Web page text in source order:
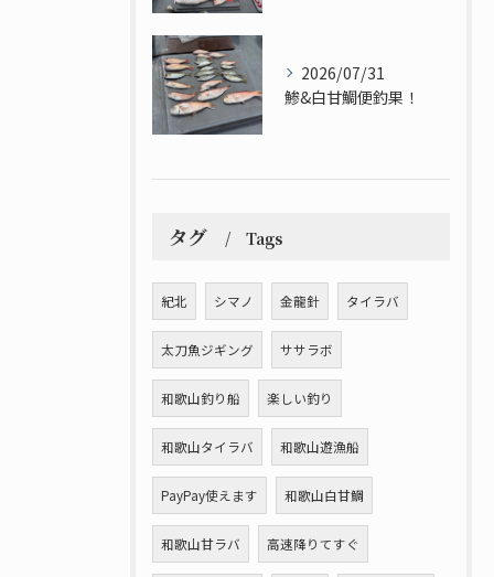
2026/07/31
鯵&白甘鯛便釣果！
タグ Tags
紀北 シマノ 金龍針 タイラバ
太刀魚ジギング ササラボ
和歌山釣り船 楽しい釣り
和歌山タイラバ 和歌山遊漁船
PayPay使えます 和歌山白甘鯛
和歌山甘ラバ 高速降りてすぐ